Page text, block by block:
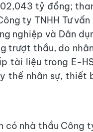
tỷ đồng;
ty TNHH Tư
nghiệp và Dân
trượt thầu, do
tài liệu trong E-
thế nhân sự, thiết
nhà thầu Công